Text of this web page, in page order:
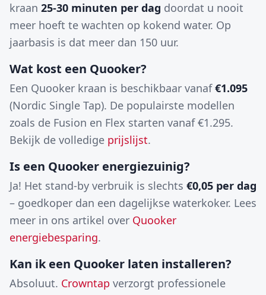
kraan 25-30 minuten per dag doordat u nooit
meer hoeft te wachten op kokend water. Op
jaarbasis is dat meer dan 150 uur.
Wat kost een Quooker?
Een Quooker kraan is beschikbaar vanaf€1.095
(Nordic Single Tap). De populairste modellen
zoals de Fusion en Flex starten vanaf €1.295.
Bekijk de volledige prijslijst.
Is een Quooker energiezuinig?
Ja! Het stand-by verbruik is slechts €0,05 per dag
– goedkoper dan een dagelijkse waterkoker. Lees
meer in ons artikel over Quooker
energiebesparing.
Kan ik een Quooker laten installeren?
Absoluut. Crowntap verzorgt professionele